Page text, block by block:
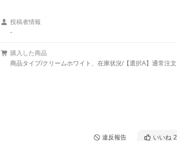
投稿者情報
-
購入した商品
商品タイプ/クリームホワイト、在庫状況/【選択A】通常注文
違反報告 いいね 2